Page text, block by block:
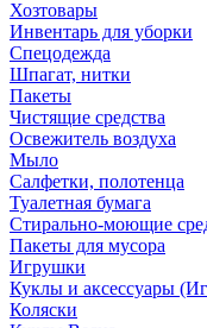
Хозтовары
Инвентарь для уборки
Спецодежда
Шпагат, нитки
Пакеты
Чистящие средства
Освежитель воздуха
Мыло
Салфетки, полотенца
Туалетная бумага
Стирально-моющие
Пакеты для мусора
Игрушки
Куклы и аксессуары
Коляски